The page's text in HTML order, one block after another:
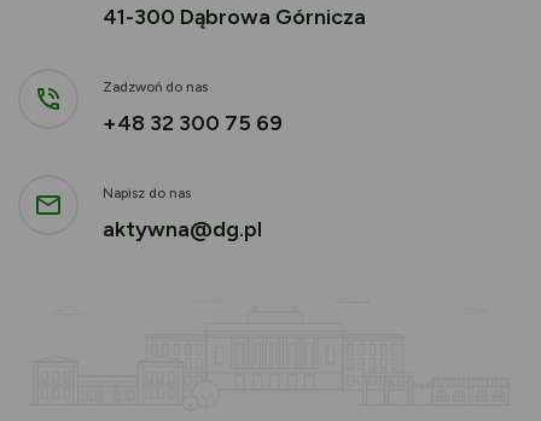
41-300 Dąbrowa Górnicza
Zadzwoń do nas
+48 32 300 75 69
Napisz do nas
aktywna@dg.pl